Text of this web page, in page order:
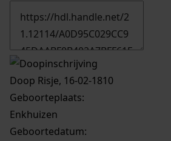
Doop Risje, 16-02-1810
Geboorteplaats:
Enkhuizen
Geboortedatum: